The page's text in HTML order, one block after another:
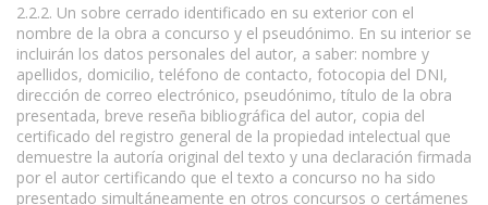
2.2.2. Un sobre cerrado identificado en su exterior con el
nombre de la obra a concurso y el pseudónimo. En su interior se
incluirán los datos personales del autor, a saber: nombre y
apellidos, domicilio, teléfono de contacto, fotocopia del DNI,
dirección de correo electrónico, pseudónimo, título de la obra
presentada, breve reseña bibliográfica del autor, copia del
certificado del registro general de la propiedad intelectual que
demuestre la autoría original del texto y una declaración firmada
por el autor certificando que el texto a concurso no ha sido
presentado simultáneamente en otros concursos o certámenes